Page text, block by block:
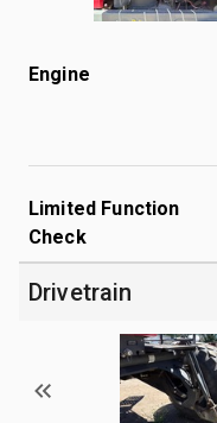
Engine
Limited Function
Check
Drivetrain